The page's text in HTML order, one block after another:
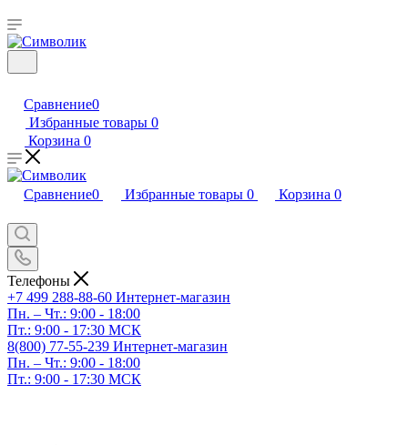
Сравнение0
Избранные товары 0
Корзина 0
Сравнение0 Избранные товары 0 Корзина 0
Телефоны
+7 499 288-88-60 Интернет-магазин
Пн. – Чт.: 9:00 - 18:00
Пт.: 9:00 - 17:30 МСК
8(800) 77-55-239 Интернет-магазин
Пн. – Чт.: 9:00 - 18:00
Пт.: 9:00 - 17:30 МСК